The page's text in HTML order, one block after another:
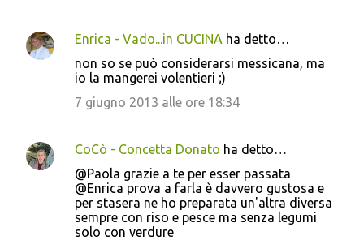
Enrica - Vado...in CUCINA ha detto…
non so se può considerarsi messicana, ma
io la mangerei volentieri ;)
7 giugno 2013 alle ore 18:34
CoCò - Concetta Donato ha detto…
@Paola grazie a te per esser passata
@Enrica prova a farla è davvero gustosa e
per stasera ne ho preparata un'altra diversa
sempre con riso e pesce ma senza legumi
solo con verdure